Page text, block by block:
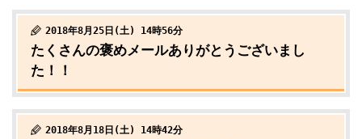
2018年8月25日(土) 14時56分
たくさんの褒めメールありがとうございまし
た！！
2018年8月18日(土) 14時42分